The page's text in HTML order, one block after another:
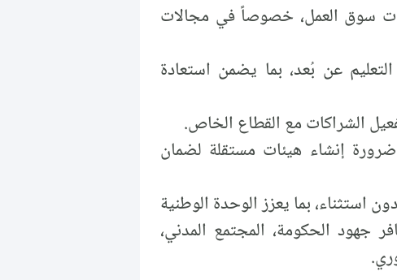
سوق العمل، خصوصاً في مجالات
عن بُعد، بما يضمن استعادة
الشراكات مع القطاع الخاص.
إنشاء هيئات مستقلة لضمان
استثناء، بما يعزز الوحدة الوطنية
جهود الحكومة، المجتمع المدني،